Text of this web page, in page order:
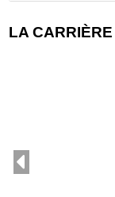
LA CARRIÈRE